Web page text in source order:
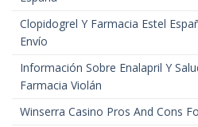
Clopidogrel Y Farmacia Estel
Envío
Información Sobre Enalapril Y
Farmacia Violán
Winserra Casino Pros And Cons